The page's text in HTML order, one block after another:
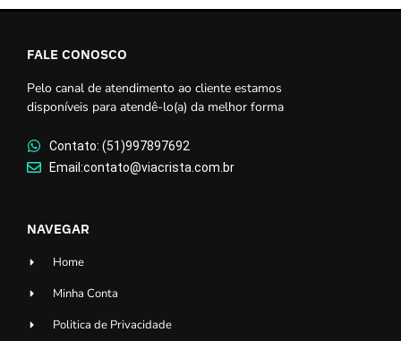
FALE CONOSCO
Pelo canal de atendimento ao cliente estamos
disponíveis para atendê-lo(a) da melhor forma
Contato: (51)997897692
Email:contato@viacrista.com.br
NAVEGAR
Home
Minha Conta
Politica de Privacidade